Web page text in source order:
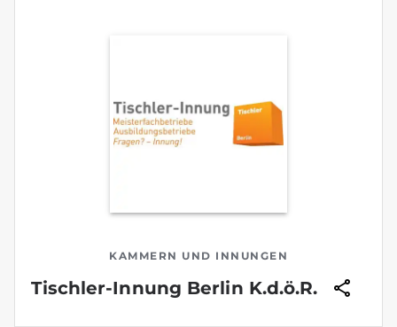
KAMMERN UND INNUNGEN
Tischler-Innung Berlin K.d.ö.R.